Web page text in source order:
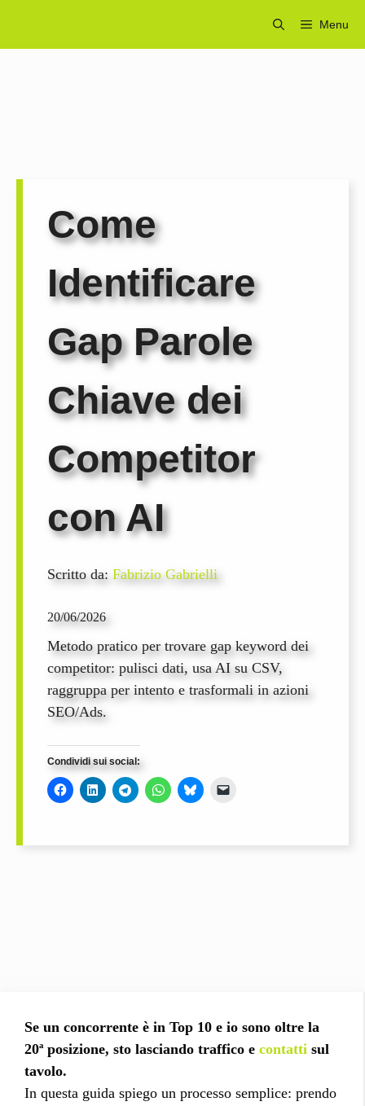
contenuto
Menu
Come
Identificare
Gap Parole
Chiave dei
Competitor
con AI
Scritto da: Fabrizio Gabrielli
20/06/2026
Metodo pratico per trovare gap keyword dei
competitor: pulisci dati, usa AI su CSV,
raggruppa per intento e trasformali in azioni
SEO/Ads.
Condividi sui social:
Se un concorrente è in Top 10 e io sono oltre la
20ª posizione, sto lasciando traffico e contatti sul
tavolo.
In questa guida spiego un processo semplice: prendo